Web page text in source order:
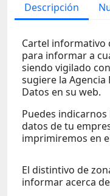
Descripción
Cartel informativo
para informar a
siendo vigilado
sugiere la Agencia
Datos en su web.
Puedes
datos de tu
imprimiremos en
El distintivo de
informar acerca